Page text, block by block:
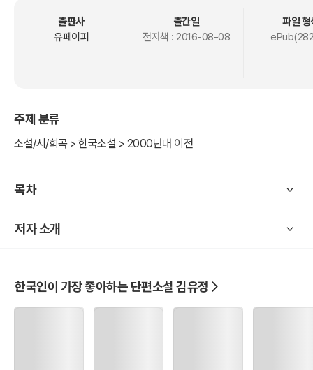
니 다름 아닌 동생 응오였던 것이다.
출판사
유페이퍼
출간일
전자책 : 2016-08-08
파일 형
주제 분류
소설/시/희곡 > 한국소설 > 2000년대 이전
목차
저자 소개
한국인이 가장 좋아하는 단편소설 김유정